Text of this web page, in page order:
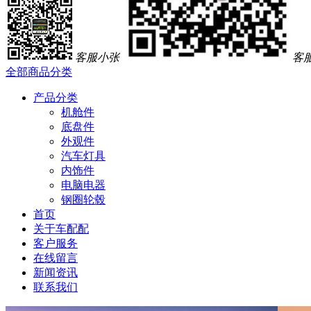
客服小张
客
全部商品分类
产品分类
机舱件
底盘件
外观件
汽车灯具
内饰件
电脑电器
钢圈轮毂
首页
关于车配配
客户服务
在线留言
新闻资讯
联系我们